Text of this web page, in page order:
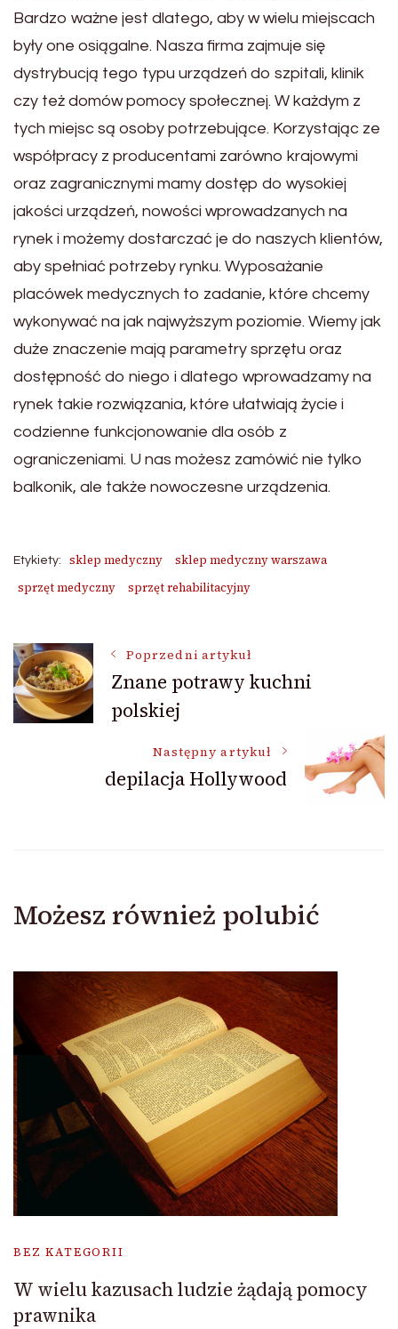
Bardzo ważne jest dlatego, aby w wielu miejscach
były one osiągalne. Nasza firma zajmuje się
dystrybucją tego typu urządzeń do szpitali, klinik
czy też domów pomocy społecznej. W każdym z
tych miejsc są osoby potrzebujące. Korzystając ze
współpracy z producentami zarówno krajowymi
oraz zagranicznymi mamy dostęp do wysokiej
jakości urządzeń, nowości wprowadzanych na
rynek i możemy dostarczać je do naszych klientów,
aby spełniać potrzeby rynku. Wyposażanie
placówek medycznych to zadanie, które chcemy
wykonywać na jak najwyższym poziomie. Wiemy jak
duże znaczenie mają parametry sprzętu oraz
dostępność do niego i dlatego wprowadzamy na
rynek takie rozwiązania, które ułatwiają życie i
codzienne funkcjonowanie dla osób z
ograniczeniami. U nas możesz zamówić nie tylko
balkonik, ale także nowoczesne urządzenia.
Etykiety: sklep medyczny
sklep medyczny warszawa
sprzęt medyczny
sprzęt rehabilitacyjny
Nawigacja
wpisu
Poprzedni artykuł
Znane potrawy kuchni
polskiej
Następny artykuł
depilacja Hollywood
Możesz również polubić
BEZ KATEGORII
W wielu kazusach ludzie żądają pomocy
prawnika